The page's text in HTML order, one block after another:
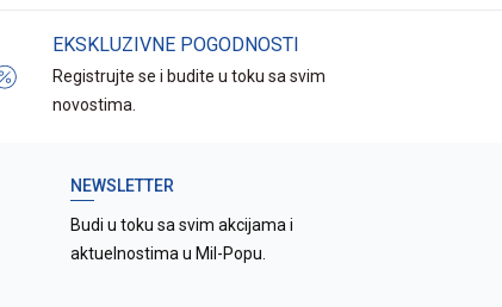
EKSKLUZIVNE POGODNOSTI
Registrujte se i budite u toku sa svim
novostima.
NEWSLETTER
Budi u toku sa svim akcijama i
aktuelnostima u Mil-Popu.